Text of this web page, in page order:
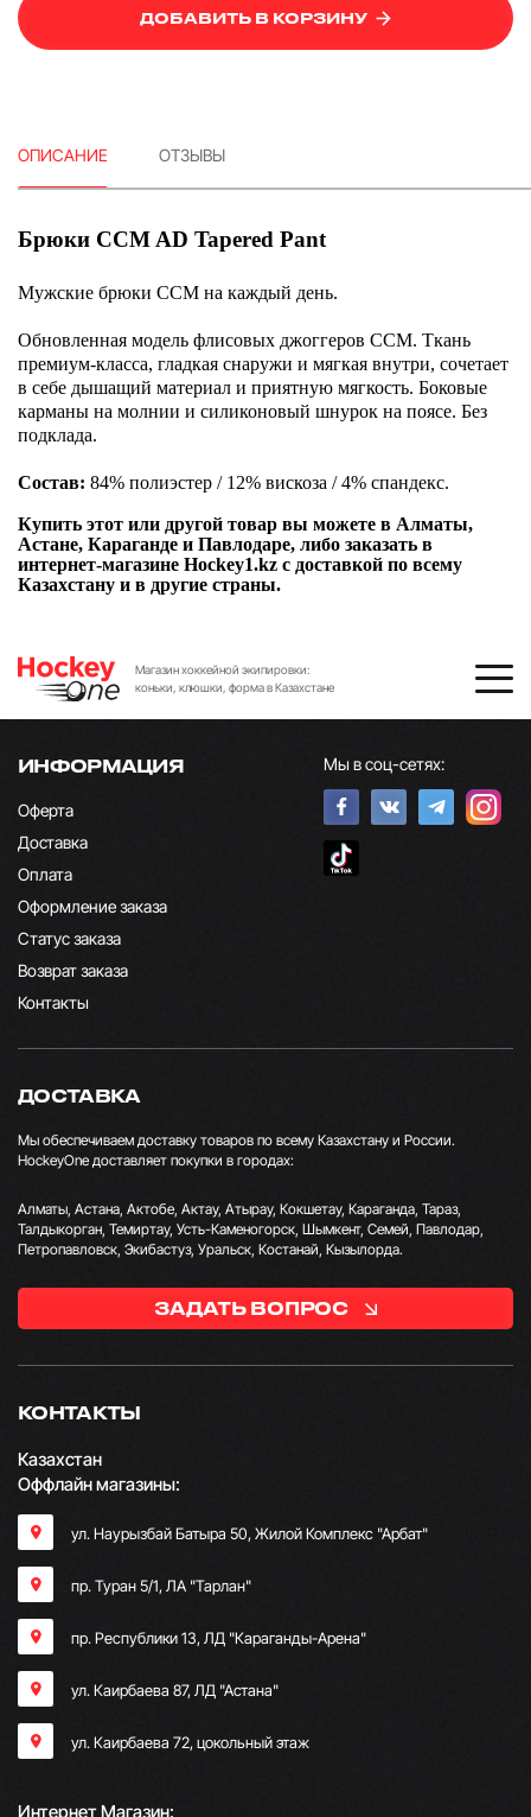
ДОБАВИТЬ В КОРЗИНУ
ОПИСАНИЕ ОТЗЫВЫ
Брюки CCM AD Tapered Pant
Мужские брюки CCM на каждый день.
Обновленная модель флисовых джоггеров ССМ. Ткань
премиум-класса, гладкая снаружи и мягкая внутри, сочетает
в себе дышащий материал и приятную мягкость. Боковые
карманы на молнии и силиконовый шнурок на поясе. Без
подклада.
Состав: 84% полиэстер / 12% вискоза / 4% спандекс.
Купить этот или другой товар вы можете в Алматы,
Астане, Караганде и Павлодаре, либо заказать в
интернет-магазине Hockey1.kz с доставкой по всему
Казахстану и в другие страны.
Магазин хоккейной экипировки:
коньки, клюшки, форма в Казахстане
ИНФОРМАЦИЯ
Оферта
Доставка
Оплата
Оформление заказа
Статус заказа
Возврат заказа
Контакты
Мы в соц-сетях:
КОНТАКТЫ
Казахстан
Оффлайн магазины:
ул. Наурызбай Батыра 50, Жилой Комплекс "Арбат"
пр. Туран 5/1, ЛА "Тарлан"
пр. Республики 13, ​ЛД "Караганды-Арена"
ул. Каирбаева 87, ЛД "Астана"
ул. Каирбаева 72, цокольный этаж
Интернет Магазин:
ДОСТАВКА
Мы обеспечиваем доставку товаров по всему Казахстану и России.
HockeyOne доставляет покупки в городах:
Алматы, Астана, Актобе, Актау, Атырау, Кокшетау, Караганда, Тараз,
Талдыкорган, Темиртау, Усть-Каменогорск, Шымкент, Семей, Павлодар,
Петропавловск, Экибастуз, Уральск, Костанай, Кызылорда.
ЗАДАТЬ ВОПРОС